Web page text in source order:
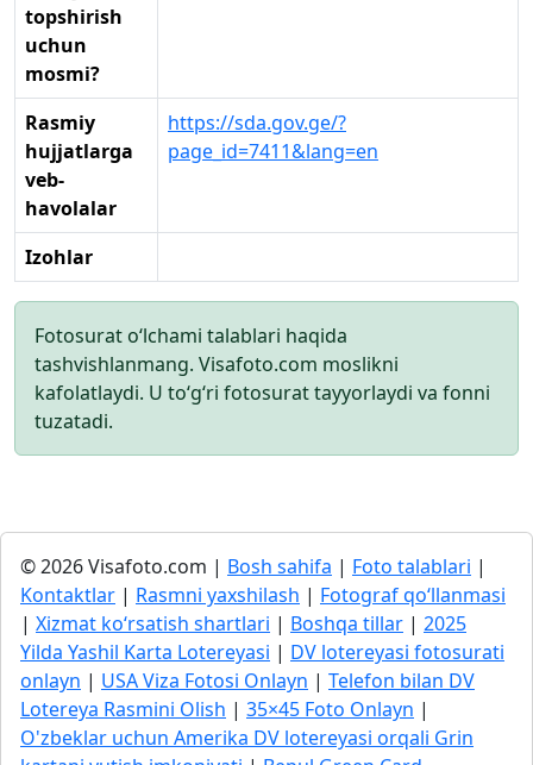
topshirish
uchun
mosmi?
Rasmiy
hujjatlarga
veb-
havolalar
https://sda.gov.ge/?
page_id=7411&lang=en
Izohlar
Fotosurat o‘lchami talablari haqida
tashvishlanmang. Visafoto.com moslikni
kafolatlaydi. U to‘g‘ri fotosurat tayyorlaydi va fonni
tuzatadi.
© 2026 Visafoto.com | Bosh sahifa | Foto talablari |
Kontaktlar | Rasmni yaxshilash | Fotograf qo‘llanmasi
| Xizmat ko‘rsatish shartlari | Boshqa tillar | 2025
Yilda Yashil Karta Lotereyasi | DV lotereyasi fotosurati
onlayn | USA Viza Fotosi Onlayn | Telefon bilan DV
Lotereya Rasmini Olish | 35×45 Foto Onlayn |
O'zbeklar uchun Amerika DV lotereyasi orqali Grin